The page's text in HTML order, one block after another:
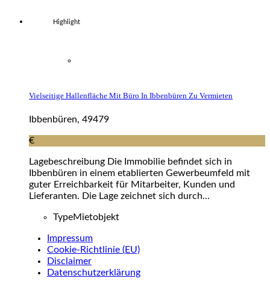
Highlight
Vielseitige Hallenfläche Mit Büro In Ibbenbüren Zu Vermieten
Ibbenbüren, 49479
€
Lagebeschreibung Die Immobilie befindet sich in
Ibbenbüren in einem etablierten Gewerbeumfeld mit
guter Erreichbarkeit für Mitarbeiter, Kunden und
Lieferanten. Die Lage zeichnet sich durch...
TypeMietobjekt
Impressum
Cookie-Richtlinie (EU)
Disclaimer
Datenschutzerklärung